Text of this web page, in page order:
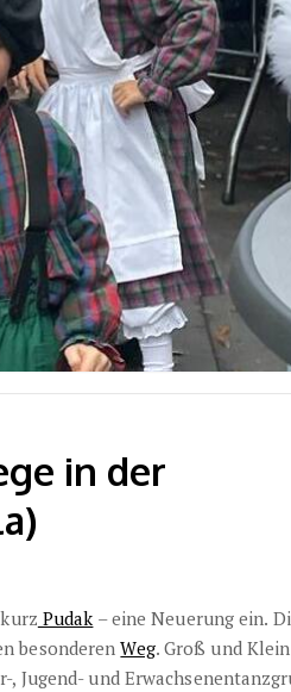
in der
Pudak – eine Neuerung ein.
besonderenWeg. Groß und Klein
Jugend- und